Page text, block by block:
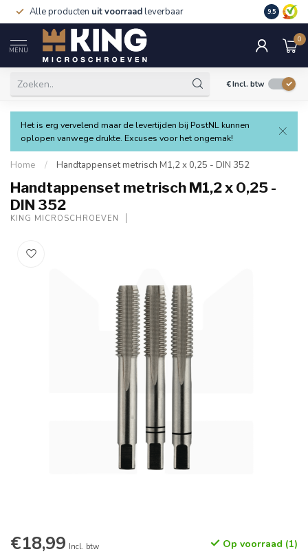
Alle producten uit voorraadleverbaar 9.5
MENU
0
€Incl. btw
Het is erg vervelend maar de levertijden bij PostNL kunnen
oplopen vanwege drukte. Excuses voor het ongemak!
Home / Handtappenset metrisch M1,2 x 0,25 - DIN 352
Handtappenset metrisch M1,2 x 0,25 -
DIN 352
KING MICROSCHROEVEN
€18,99 Incl. btw Op voorraad (1)